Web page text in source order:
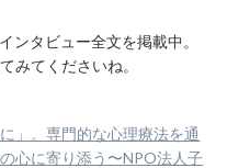
ンタビュー全文を掲載中。
みてくださいね。
」。専門的な心理療法を通
心に寄り添う〜NPO法人子